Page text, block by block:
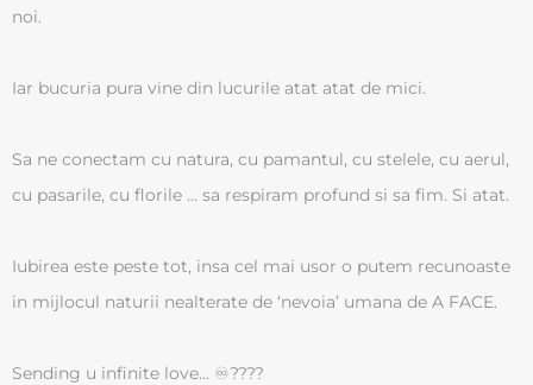
noi.
Iar bucuria pura vine din lucurile atat atat de mici.
Sa ne conectam cu natura, cu pamantul, cu stelele, cu aerul,
cu pasarile, cu florile … sa respiram profund si sa fim. Si atat.
Iubirea este peste tot, insa cel mai usor o putem recunoaste
in mijlocul naturii nealterate de ‘nevoia’ umana de A FACE.
Sending u infinite love… ♾????